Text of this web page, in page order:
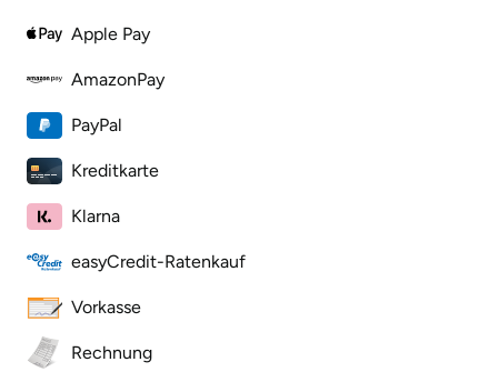
Apple Pay
AmazonPay
PayPal
Kreditkarte
Klarna
easyCredit-Ratenkauf
Vorkasse
Rechnung